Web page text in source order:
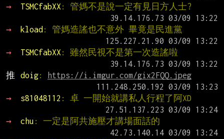
→
TSMCfabXX : 管媽不是說一定有見日方人士?
→
kload : 管媽造謠也不意外 畢竟是民進黨
→
TSMCfabXX : 雖然民視不是第一次造謠啦
推
doig:
https://i.imgur.com/gix2FQQ.jpeg
→
s81048112 : 卓 一開始就講私人行程了阿XD
→
chu : 一定是阿共施壓才講場面話的